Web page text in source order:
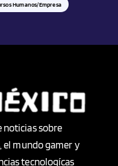
Humanos/empresa
noticias sobre
el mundo gamer y
tecnologícas